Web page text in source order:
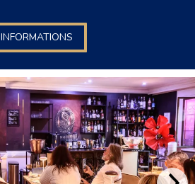
INFORMATIONS